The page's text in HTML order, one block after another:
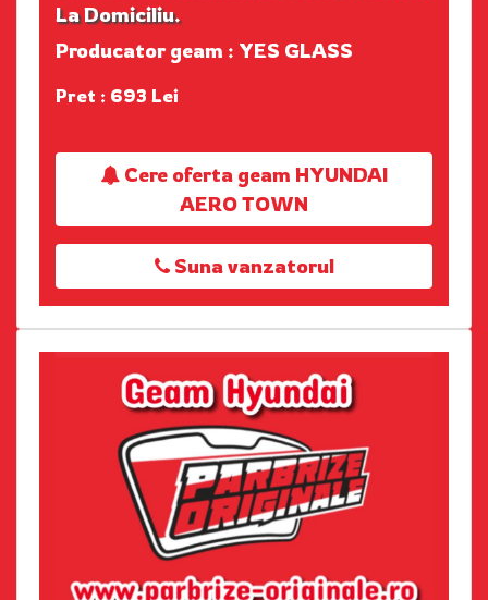
La Domiciliu.
Producator geam : YES GLASS
Pret : 693 Lei
Cere oferta geam HYUNDAI
AERO TOWN
Suna vanzatorul